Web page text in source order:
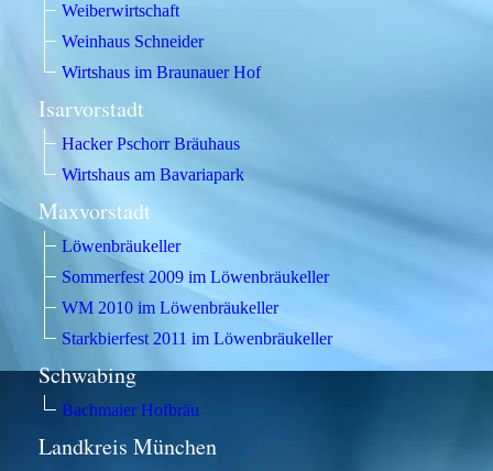
Weiberwirtschaft
Weinhaus Schneider
Wirtshaus im Braunauer Hof
Isarvorstadt
Hacker Pschorr Bräuhaus
Wirtshaus am Bavariapark
Maxvorstadt
Löwenbräukeller
Sommerfest 2009 im Löwenbräukeller
WM 2010 im Löwenbräukeller
Starkbierfest 2011 im Löwenbräukeller
Schwabing
Bachmaier Hofbräu
Landkreis München